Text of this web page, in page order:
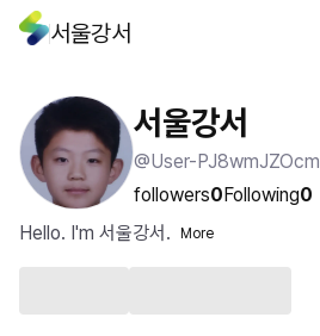
서울강서
서울강서
@User-PJ8wmJZOcm
followers0Following0
Hello. I'm 서울강서.
More